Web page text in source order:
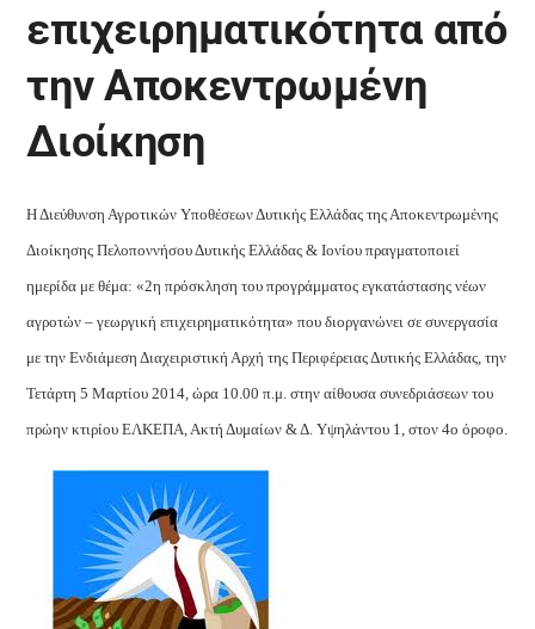
επιχειρηματικότητα από
την Αποκεντρωμένη
Διοίκηση
Η Διεύθυνση Αγροτικών Υποθέσεων Δυτικής Ελλάδας της Αποκεντρωμένης
Διοίκησης Πελοποννήσου Δυτικής Ελλάδας & Ιονίου πραγματοποιεί
ημερίδα με θέμα: «2η πρόσκληση του προγράμματος εγκατάστασης νέων
αγροτών – γεωργική επιχειρηματικότητα» που διοργανώνει σε συνεργασία
με την Ενδιάμεση Διαχειριστική Αρχή της Περιφέρειας Δυτικής Ελλάδας, την
Τετάρτη 5 Μαρτίου 2014, ώρα 10.00 π.μ. στην αίθουσα συνεδριάσεων του
πρώην κτιρίου ΕΛΚΕΠΑ, Ακτή Δυμαίων & Δ. Υψηλάντου 1, στον 4ο όροφο.